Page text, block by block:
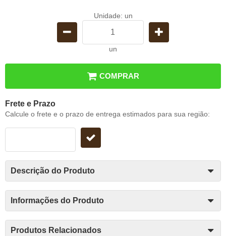
Unidade: un
un
COMPRAR
Frete e Prazo
Calcule o frete e o prazo de entrega estimados para sua região:
Descrição do Produto
Informações do Produto
Produtos Relacionados